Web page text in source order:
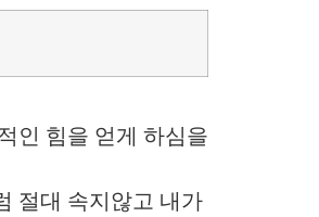
인 힘을 얻게 하심을
절대 속지않고 내가